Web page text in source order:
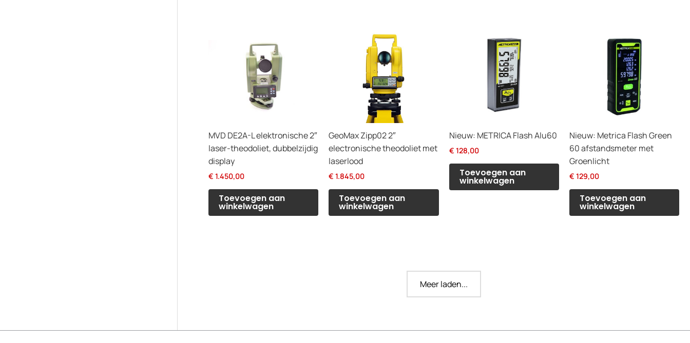
MVD DE2A-L elektronische 2″
laser-theodoliet, dubbelzijdig
display
€ 1.450,00
Toevoegen aan
winkelwagen
GeoMax Zipp02 2″
electronische theodoliet met
laserlood
€ 1.845,00
Toevoegen aan
winkelwagen
Nieuw: METRICA Flash Alu60
€ 128,00
Toevoegen aan
winkelwagen
Nieuw: Metrica Flash Green
60 afstandsmeter met
Groenlicht
€ 129,00
Toevoegen aan
winkelwagen
Meer laden...